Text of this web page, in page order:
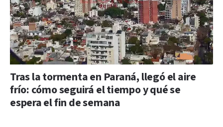
Tras la tormenta en Paraná, llegó el aire
frío: cómo seguirá el tiempo y qué se
espera el fin de semana